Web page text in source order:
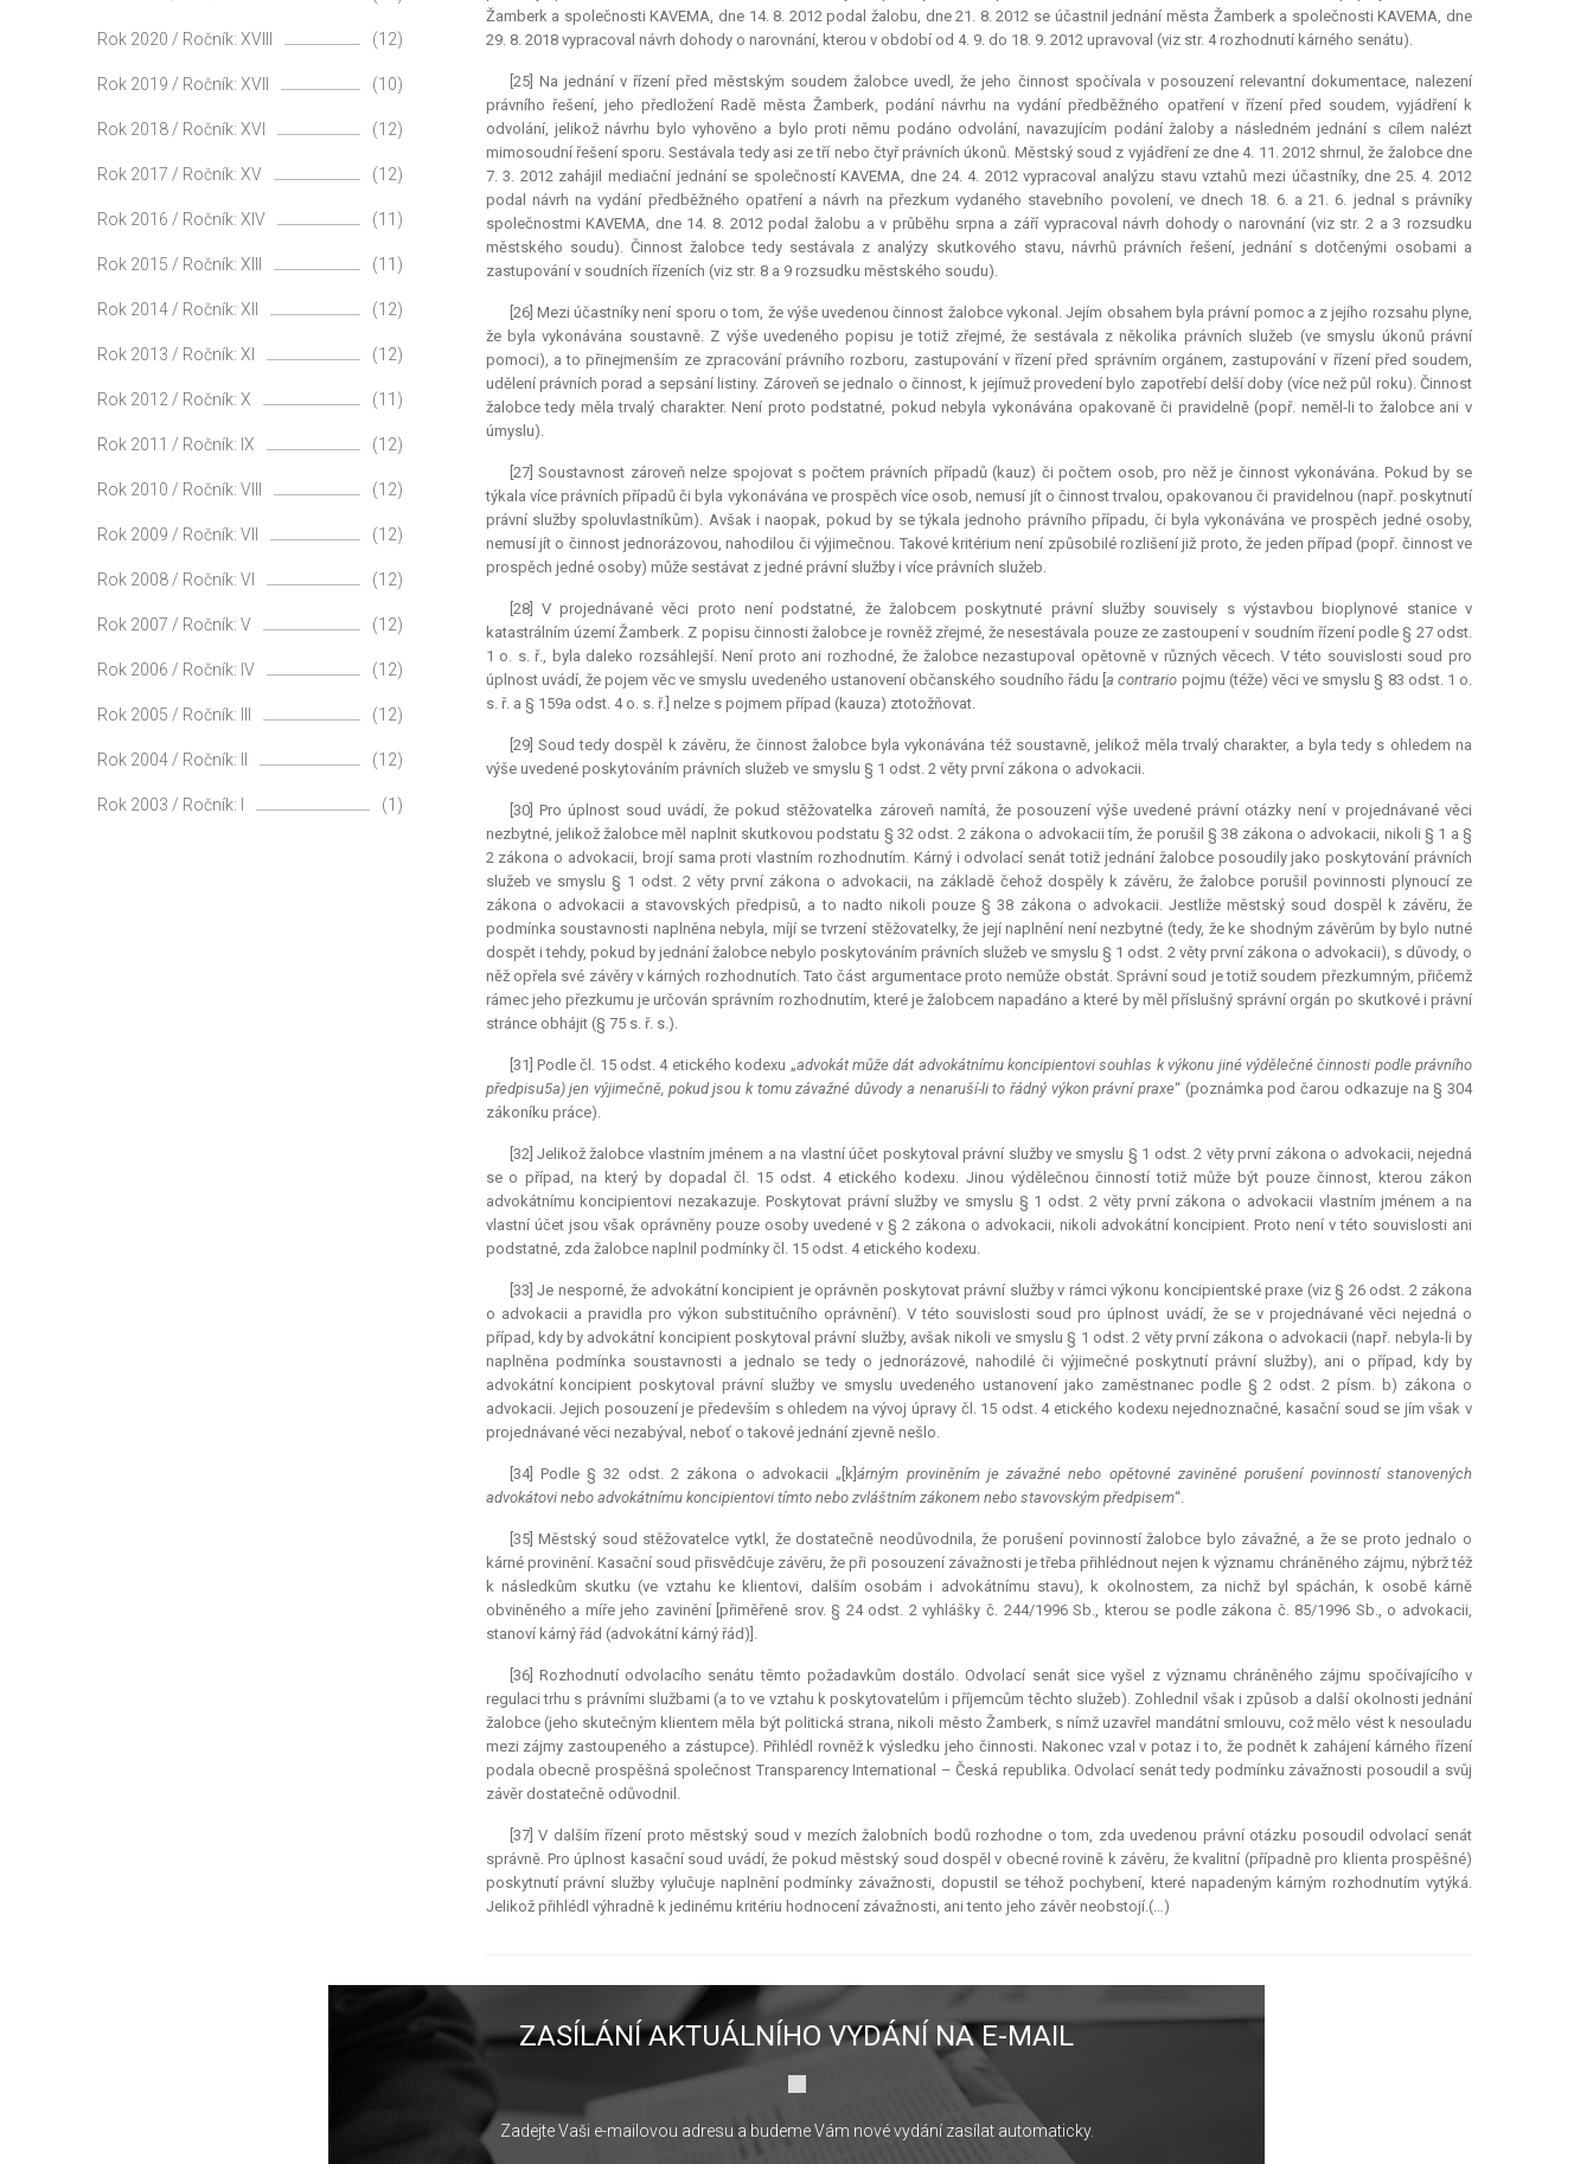
Žamberk a společnosti KAVEMA, dne 14. 8. 2012 podal žalobu, dne 21. 8. 2012 se účastnil jednání města Žamberk a společnosti KAVEMA, dne
29. 8. 2018 vypracoval návrh dohody o narovnání, kterou v období od 4. 9. do 18. 9. 2012 upravoval (viz str. 4 rozhodnutí kárného senátu).
[25] Na jednání v řízení před městským soudem žalobce uvedl, že jeho činnost spočívala v posouzení relevantnídokumentace, nalezení
právního řešení, jeho předložení Radě města Žamberk, podání návrhu na vydání předběžného opatření v řízení před soudem, vyjádření k
odvolání, jelikož návrhu bylo vyhověno a bylo proti němu podáno odvolání, navazujícím podání žaloby a následném jednání s cílem nalézt
mimosoudní řešení sporu. Sestávala tedy asi ze tří nebo čtyř právních úkonů. Městský soud z vyjádření ze dne 4. 11. 2012 shrnul, že žalobce dne
7. 3. 2012 zahájil mediační jednání se společností KAVEMA, dne 24. 4. 2012 vypracoval analýzu stavu vztahů mezi účastníky, dne 25. 4. 2012
podal návrh na vydání předběžného opatření a návrh na přezkum vydaného stavebního povolení, ve dnech 18. 6. a 21. 6. jednal s právníky
společnostmi KAVEMA, dne 14. 8. 2012 podal žalobu a v průběhu srpna a září vypracoval návrh dohody o narovnání (viz str. 2 a 3 rozsudku
městského soudu). Činnost žalobce tedy sestávala z analýzy skutkového stavu, návrhů právních řešení, jednání s dotčenými osobami a
zastupování v soudních řízeních (viz str. 8 a 9 rozsudku městského soudu).
[26] Mezi účastníky není sporu o tom, že výše uvedenou činnost žalobce vykonal. Jejím obsahem byla právní pomoc a z jejího rozsahu plyne,
že byla vykonávána soustavně. Z výše uvedeného popisu je totiž zřejmé, že sestávala z několika právních služeb (ve smyslu úkonů právní
pomoci), a to přinejmenším ze zpracování právního rozboru, zastupování v řízení před správním orgánem, zastupování v řízení před soudem,
udělení právních porad a sepsání listiny. Zároveň se jednalo o činnost, k jejímuž provedení bylo zapotřebí delší doby (více než půl roku). Činnost
žalobce tedy měla trvalý charakter. Není proto podstatné, pokud nebyla vykonávána opakovaně či pravidelně (popř. neměl-li to žalobce ani v
úmyslu).
[27] Soustavnost zároveň nelze spojovat s počtem právních případů (kauz) či počtem osob, pro něž je činnost vykonávána. Pokud by se
týkala více právních případů či byla vykonávána ve prospěch více osob, nemusí jít o činnost trvalou, opakovanou či pravidelnou (např. poskytnutí
právní služby spoluvlastníkům). Avšak i naopak, pokud by se týkala jednoho právního případu, či byla vykonávána ve prospěch jedné osoby,
nemusí jít o činnost jednorázovou, nahodilou či výjimečnou. Takové kritérium není způsobilé rozlišení již proto, že jeden případ (popř. činnost ve
prospěch jedné osoby) může sestávat z jedné právní služby i více právních služeb.
[28] V projednávané věci proto není podstatné, že žalobcem poskytnuté právní služby souvisely s výstavbou bioplynové stanice v
katastrálním území Žamberk. Z popisu činnosti žalobce je rovněž zřejmé, že nesestávala pouze ze zastoupení v soudním řízení podle § 27 odst.
1 o. s. ř., byla daleko rozsáhlejší. Není proto ani rozhodné, že žalobce nezastupoval opětovně v různých věcech. V této souvislosti soud pro
úplnost uvádí, že pojem věc ve smyslu uvedeného ustanovení občanského soudního řádu [a contrario pojmu (téže) věci ve smyslu § 83 odst. 1 o.
s. ř. a § 159a odst. 4 o. s. ř.] nelze s pojmem případ (kauza) ztotožňovat.
[29] Soud tedy dospěl k závěru, že činnost žalobce byla vykonávána též soustavně, jelikož měla trvalý charakter, a byla tedy s ohledem na
výše uvedené poskytováním právních služeb ve smyslu § 1 odst. 2 věty první zákona o advokacii.
[30] Pro úplnost soud uvádí, že pokud stěžovatelka zároveň namítá, že posouzení výše uvedené právní otázky není v projednávané věci
nezbytné, jelikož žalobce měl naplnit skutkovou podstatu § 32 odst. 2 zákona o advokacii tím, že porušil § 38 zákona o advokacii, nikoli § 1 a §
2 zákona o advokacii, brojí sama proti vlastním rozhodnutím. Kárný i odvolací senát totiž jednání žalobce posoudily jako poskytování právních
služeb ve smyslu § 1 odst. 2 věty první zákona o advokacii, na základě čehož dospěly k závěru, že žalobce porušil povinnosti plynoucí ze
zákona o advokacii a stavovských předpisů, a to nadto nikoli pouze § 38 zákona o advokacii. Jestliže městský soud dospěl k závěru, že
podmínka soustavnosti naplněna nebyla, míjí se tvrzení stěžovatelky, že její naplnění není nezbytné (tedy, že ke shodným závěrům by bylo nutné
dospět i tehdy, pokud by jednání žalobce nebylo poskytováním právních služeb ve smyslu § 1 odst. 2 věty první zákona o advokacii), s důvody, o
něž opřela své závěry v kárných rozhodnutích. Tato část argumentace proto nemůže obstát. Správní soud je totiž soudem přezkumným, přičemž
rámec jeho přezkumu je určován správním rozhodnutím, které je žalobcem napadáno a které by měl příslušný správní orgán po skutkové i právní
stránce obhájit (§ 75 s. ř. s.).
[31] Podle čl. 15 odst. 4 etického kodexu „advokát může dát advokátnímu koncipientovi souhlas k výkonu jiné výdělečné činnosti podle právního
předpisu5a) jen výjimečně, pokud jsou k tomu závažné důvody a nenaruší-li to řádný výkon právní praxe“ (poznámka pod čarou odkazuje na § 304
zákoníku práce).
[32] Jelikož žalobce vlastním jménem a na vlastní účet poskytoval právní služby ve smyslu § 1 odst. 2 věty první zákona o advokacii, nejedná
se o případ, na který by dopadal čl. 15 odst. 4 etického kodexu. Jinou výdělečnou činností totiž může být pouze činnost, kterou zákon
advokátnímu koncipientovi nezakazuje. Poskytovat právní služby ve smyslu § 1 odst. 2 věty první zákona o advokacii vlastním jménem a na
vlastní účet jsou však oprávněny pouze osoby uvedené v § 2 zákona o advokacii, nikoli advokátní koncipient. Proto není v této souvislosti ani
podstatné, zda žalobce naplnil podmínky čl. 15 odst. 4 etického kodexu.
[33] Je nesporné, že advokátní koncipient je oprávněn poskytovat právní služby v rámci výkonu koncipientské praxe (viz § 26 odst. 2 zákona
o advokacii a pravidla pro výkon substitučního oprávnění). V této souvislosti soud pro úplnost uvádí, že se v projednávané věci nejedná o
případ, kdy by advokátní koncipientposkytoval právní služby, avšak nikoli ve smyslu § 1 odst. 2 věty první zákona o advokacii (např. nebyla-li by
naplněna podmínka soustavnosti a jednalo se tedy o jednorázové, nahodilé či výjimečné poskytnutí právní služby), ani o případ, kdy by
advokátní koncipient poskytoval právní služby ve smyslu uvedeného ustanovení jako zaměstnanec podle § 2 odst. 2 písm. b) zákona o
advokacii. Jejich posouzení je především s ohledem na vývoj úpravy čl. 15 odst. 4 etického kodexu nejednoznačné, kasační soud se jím však v
projednávané věci nezabýval, neboť o takové jednání zjevně nešlo.
[34] Podle § 32 odst. 2 zákona o advokacii „[k]árným proviněním je závažné nebo opětovné zaviněné porušení povinností stanovených
advokátovi nebo advokátnímu koncipientovi tímto nebo zvláštním zákonem nebo stavovským předpisem“.
[35] Městský soud stěžovatelce vytkl, že dostatečně neodůvodnila, že porušení povinností žalobce bylo závažné, a že se proto jednalo o
kárné provinění. Kasační soud přisvědčuje závěru, že při posouzení závažnosti je třeba přihlédnout nejen k významu chráněného zájmu, nýbrž též
k následkům skutku (ve vztahu ke klientovi, dalším osobám i advokátnímu stavu), k okolnostem, za nichž byl spáchán, k osobě kárně
obviněného a míře jeho zavinění [přiměřeně srov. § 24 odst. 2 vyhlášky č. 244/1996 Sb., kterou se podle zákona č. 85/1996 Sb., o advokacii,
stanoví kárný řád (advokátní kárný řád)].
[36] Rozhodnutí odvolacího senátu těmto požadavkům dostálo. Odvolací senát sice vyšel z významu chráněného zájmu spočívajícího v
regulaci trhu s právními službami (a to ve vztahu k poskytovatelům i příjemcům těchto služeb). Zohlednil však i způsob a další okolnosti jednání
žalobce (jeho skutečným klientem měla být politická strana, nikoli město Žamberk, s nímž uzavřel mandátní smlouvu, což mělo vést k nesouladu
mezi zájmy zastoupeného a zástupce). Přihlédl rovněž k výsledku jeho činnosti. Nakonec vzal v potaz i to, že podnět k zahájení kárného řízení
podala obecně prospěšná společnost Transparency International – Česká republika. Odvolací senát tedy podmínku závažnosti posoudil a svůj
závěr dostatečně odůvodnil.
[37] V dalším řízení proto městský soud v mezích žalobních bodů rozhodne o tom, zda uvedenou právní otázku posoudil odvolací senát
správně. Pro úplnost kasační soud uvádí, že pokud městský soud dospěl v obecné rovině k závěru, že kvalitní (případně pro klienta prospěšné)
poskytnutí právní služby vylučuje naplnění podmínky závažnosti, dopustil se téhož pochybení, které napadeným kárným rozhodnutím vytýká.
Jelikož přihlédl výhradně k jedinému kritériu hodnocení závažnosti, ani tento jeho závěr neobstojí.(…)
Rok 2020 / Ročník: XVIII (12)
Rok 2019 / Ročník: XVII (10)
Rok 2018 / Ročník: XVI (12)
Rok 2017 / Ročník: XV (12)
Rok 2016 / Ročník: XIV (11)
Rok 2015 / Ročník: XIII (11)
Rok 2014 / Ročník: XII (12)
Rok 2013 / Ročník: XI (12)
Rok 2012 / Ročník: X (11)
Rok 2011 / Ročník: IX (12)
Rok 2010 / Ročník: VIII (12)
Rok 2009 / Ročník: VII (12)
Rok 2008 / Ročník: VI (12)
Rok 2007 / Ročník: V (12)
Rok 2006 / Ročník: IV (12)
Rok 2005 / Ročník: III (12)
Rok 2004 / Ročník: II (12)
Rok 2003 / Ročník: I (1)
ZASÍLÁNÍ AKTUÁLNÍHO VYDÁNÍ NA E-MAIL
Zadejte Vaši e-mailovou adresu a budeme Vám nové vydání zasílat automaticky.